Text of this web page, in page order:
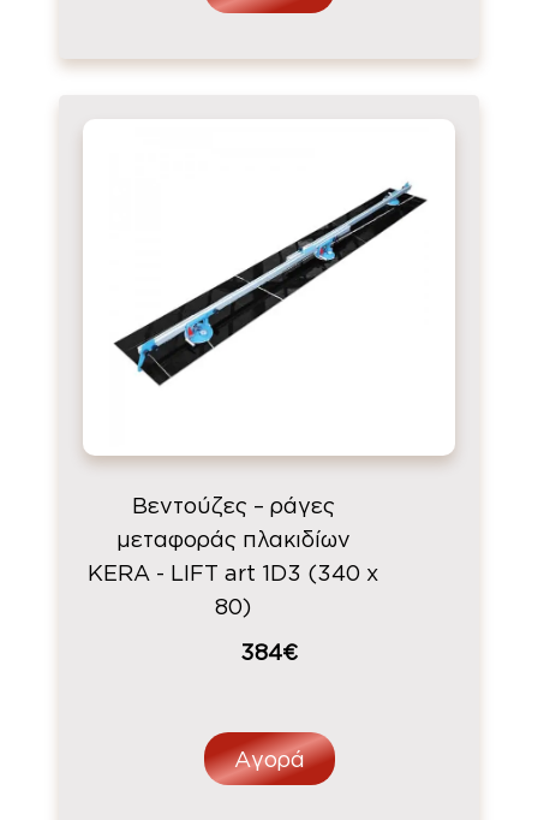
Βεντούζες – ράγες
μεταφοράς πλακιδίων
KERA - LIFT art 1D3 (340 x
80)
384€
Αγορά